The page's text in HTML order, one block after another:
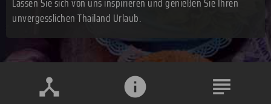
unvergesslichen Thailand Urlaub.